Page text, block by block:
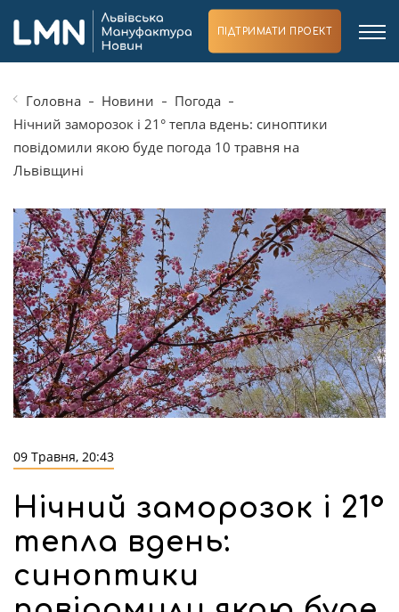
ПІДТРИМАТИ ПРОЕКТ
Головна Новини
Погода
Нічний заморозок і 21° тепла вдень: синоптики
повідомили якою буде погода 10 травня на
Львівщині
09 Травня, 20:43
Нічний заморозок і 21°
тепла вдень:
синоптики